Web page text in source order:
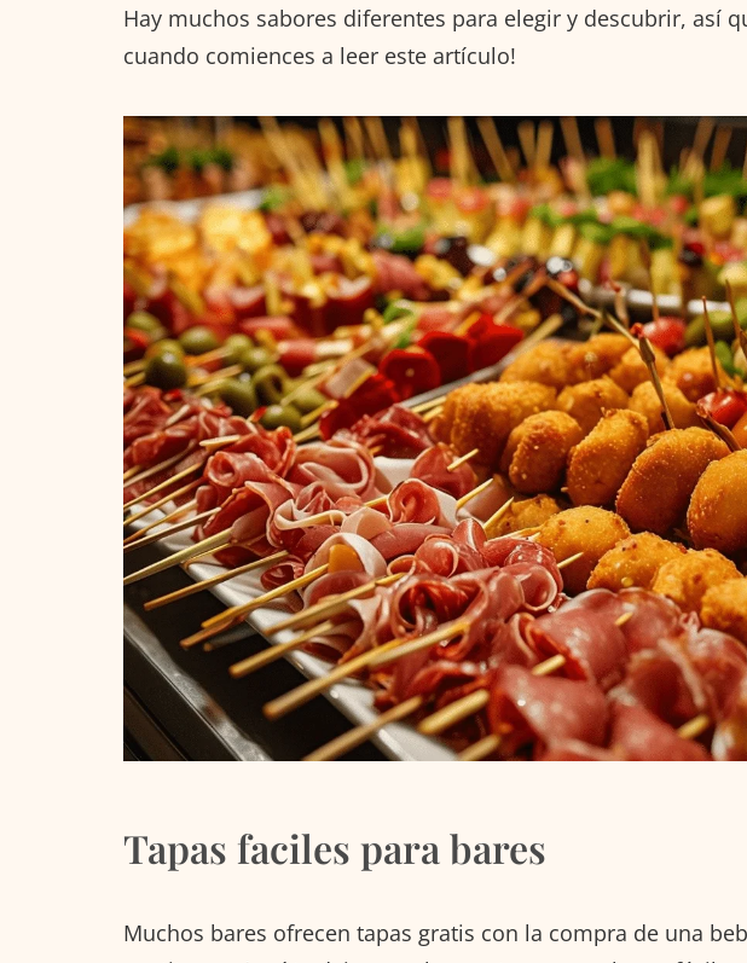
Hay muchos sabores diferentes para elegir y descubrir, así
cuando comiences a leer este artículo!
Tapas faciles para bares
Muchos bares ofrecen tapas gratis con la compra de una